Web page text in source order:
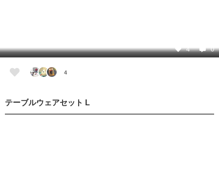
4 0
4
テーブルウェアセット L